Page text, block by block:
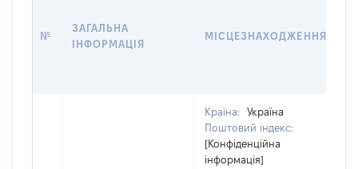
№
ЗАГАЛЬНА
ІНФОРМАЦІЯ
МІСЦЕЗНАХОДЖЕННЯ
Країна:
Україна
Поштовий індекс:
[Конфіденційна
інформація]